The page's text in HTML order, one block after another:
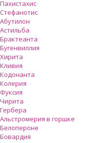
Пахистахис
Стефанотис
Абутилон
Астильба
Брактеанта
Бугенвиллия
Хирита
Кливия
Кодонанта
Колерия
Фуксия
Чирита
Гербера
Альстромерия в горшке
Белопероне
Бовардия